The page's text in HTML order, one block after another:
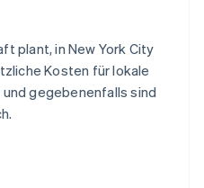
plant, in New York City
Kosten für lokale
und gegebenenfalls sind